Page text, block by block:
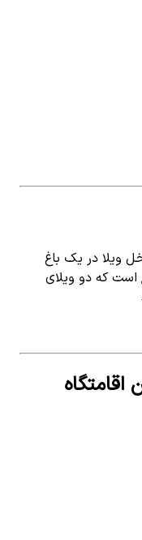
استخردار با 8 پله داخل ویلا در یک باغ
است که دو ویلای
اقامتگاه